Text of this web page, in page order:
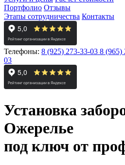
Портфолио Отзывы
Этапы сотрудничества Контакты
Телефоны: 8 (925) 273-33-03 8 (965)
03
Установка
Ожерелье
под ключ от